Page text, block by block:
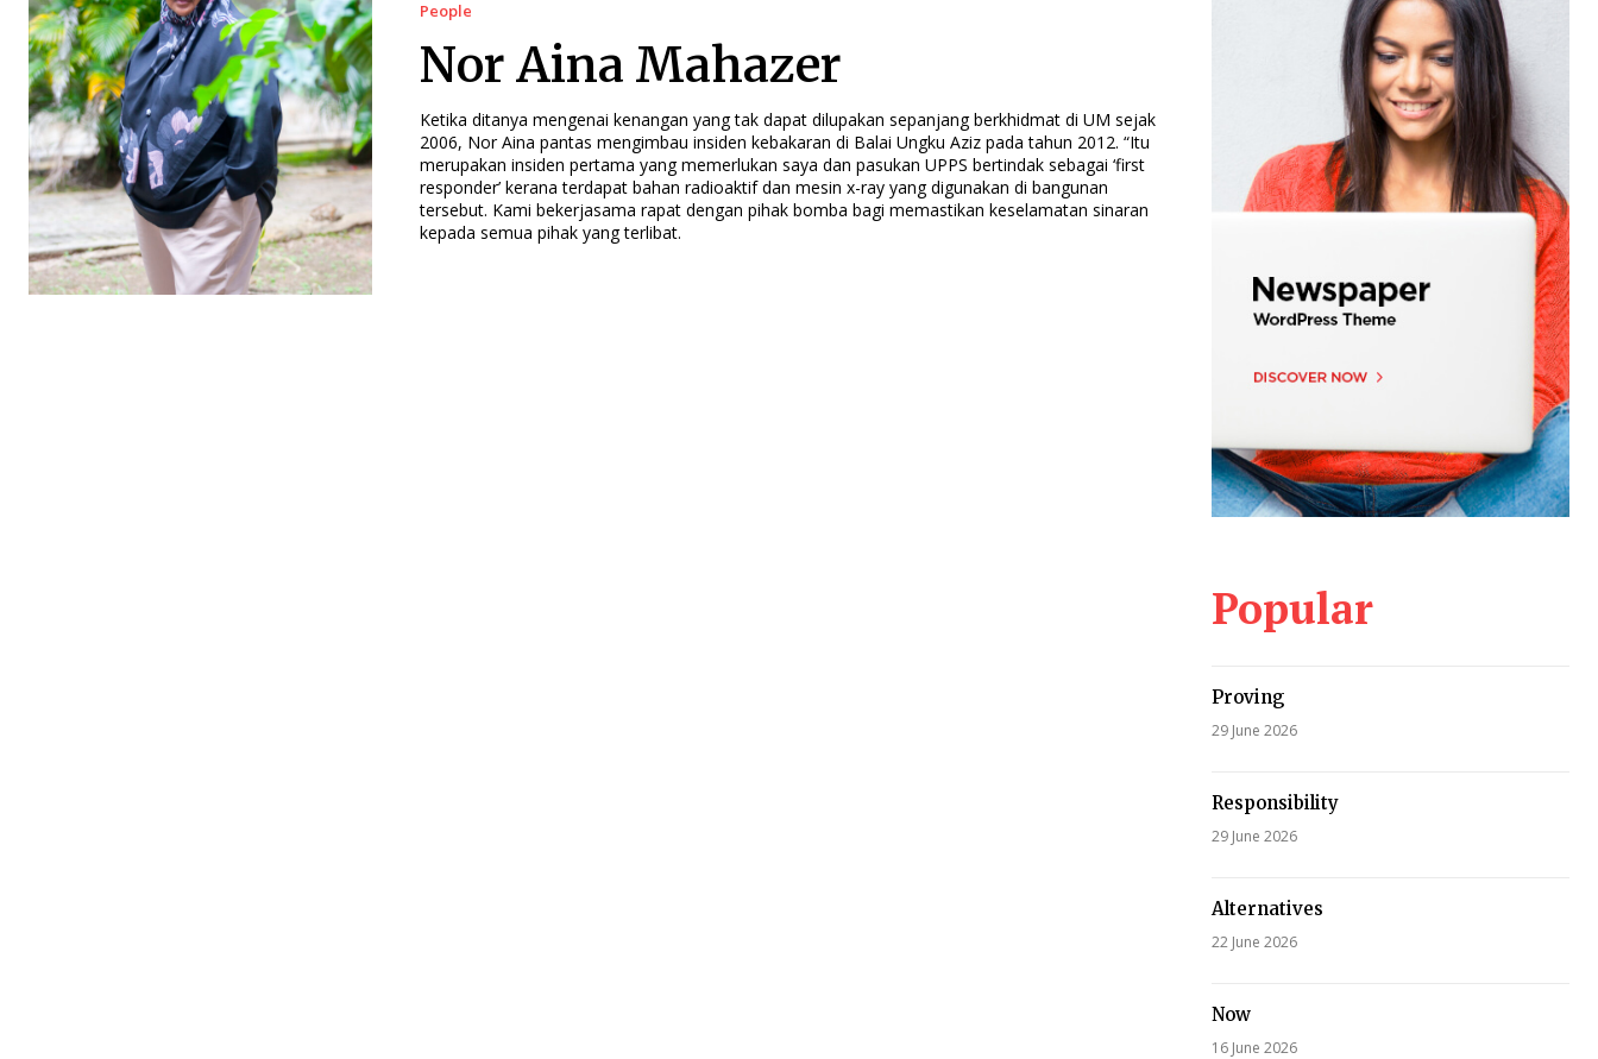
People
Nor Aina Mahazer
Ketika ditanya mengenai kenangan yang tak dapat dilupakan sepanjang berkhidmat di UM sejak
2006, Nor Aina pantas mengimbau insiden kebakaran di Balai Ungku Aziz pada tahun 2012. “Itu
merupakan insiden pertama yang memerlukan saya dan pasukan UPPS bertindak sebagai ‘first
responder’ kerana terdapat bahan radioaktif dan mesin x-ray yang digunakan di bangunan
tersebut. Kami bekerjasama rapat dengan pihak bomba bagi memastikan keselamatan sinaran
kepada semua pihak yang terlibat.
Popular
Proving
29 June 2026
Responsibility
29 June 2026
Alternatives
22 June 2026
Now
16 June 2026